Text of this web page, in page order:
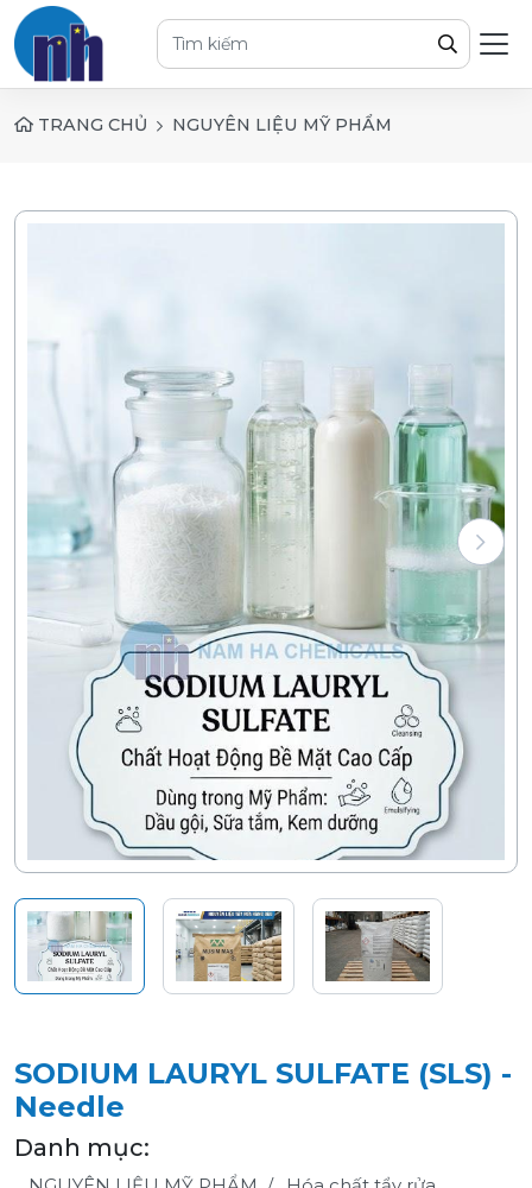
TRANG CHỦ NGUYÊN LIỆU MỸ PHẨM
SODIUM LAURYL SULFATE (SLS) -
Needle
Danh mục: